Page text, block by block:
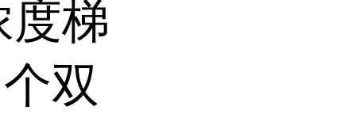
度梯
双